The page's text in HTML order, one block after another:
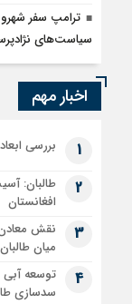
سیاست‌های
اخبار مهم
1 بررسی
2
طالبان:
افغانستان
3
نقش
میان
4
توسعه آبی
سدسازی